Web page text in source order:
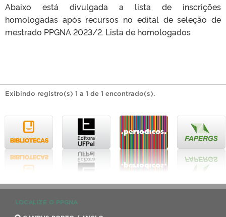
Abaixo está divulgada a lista de inscrições
homologadas após recursos no edital de seleção de
mestrado PPGNA 2023/2. Lista de homologados
Exibindo registro(s) 1 a 1 de 1 encontrado(s).
LOCALIZE O PPGNA